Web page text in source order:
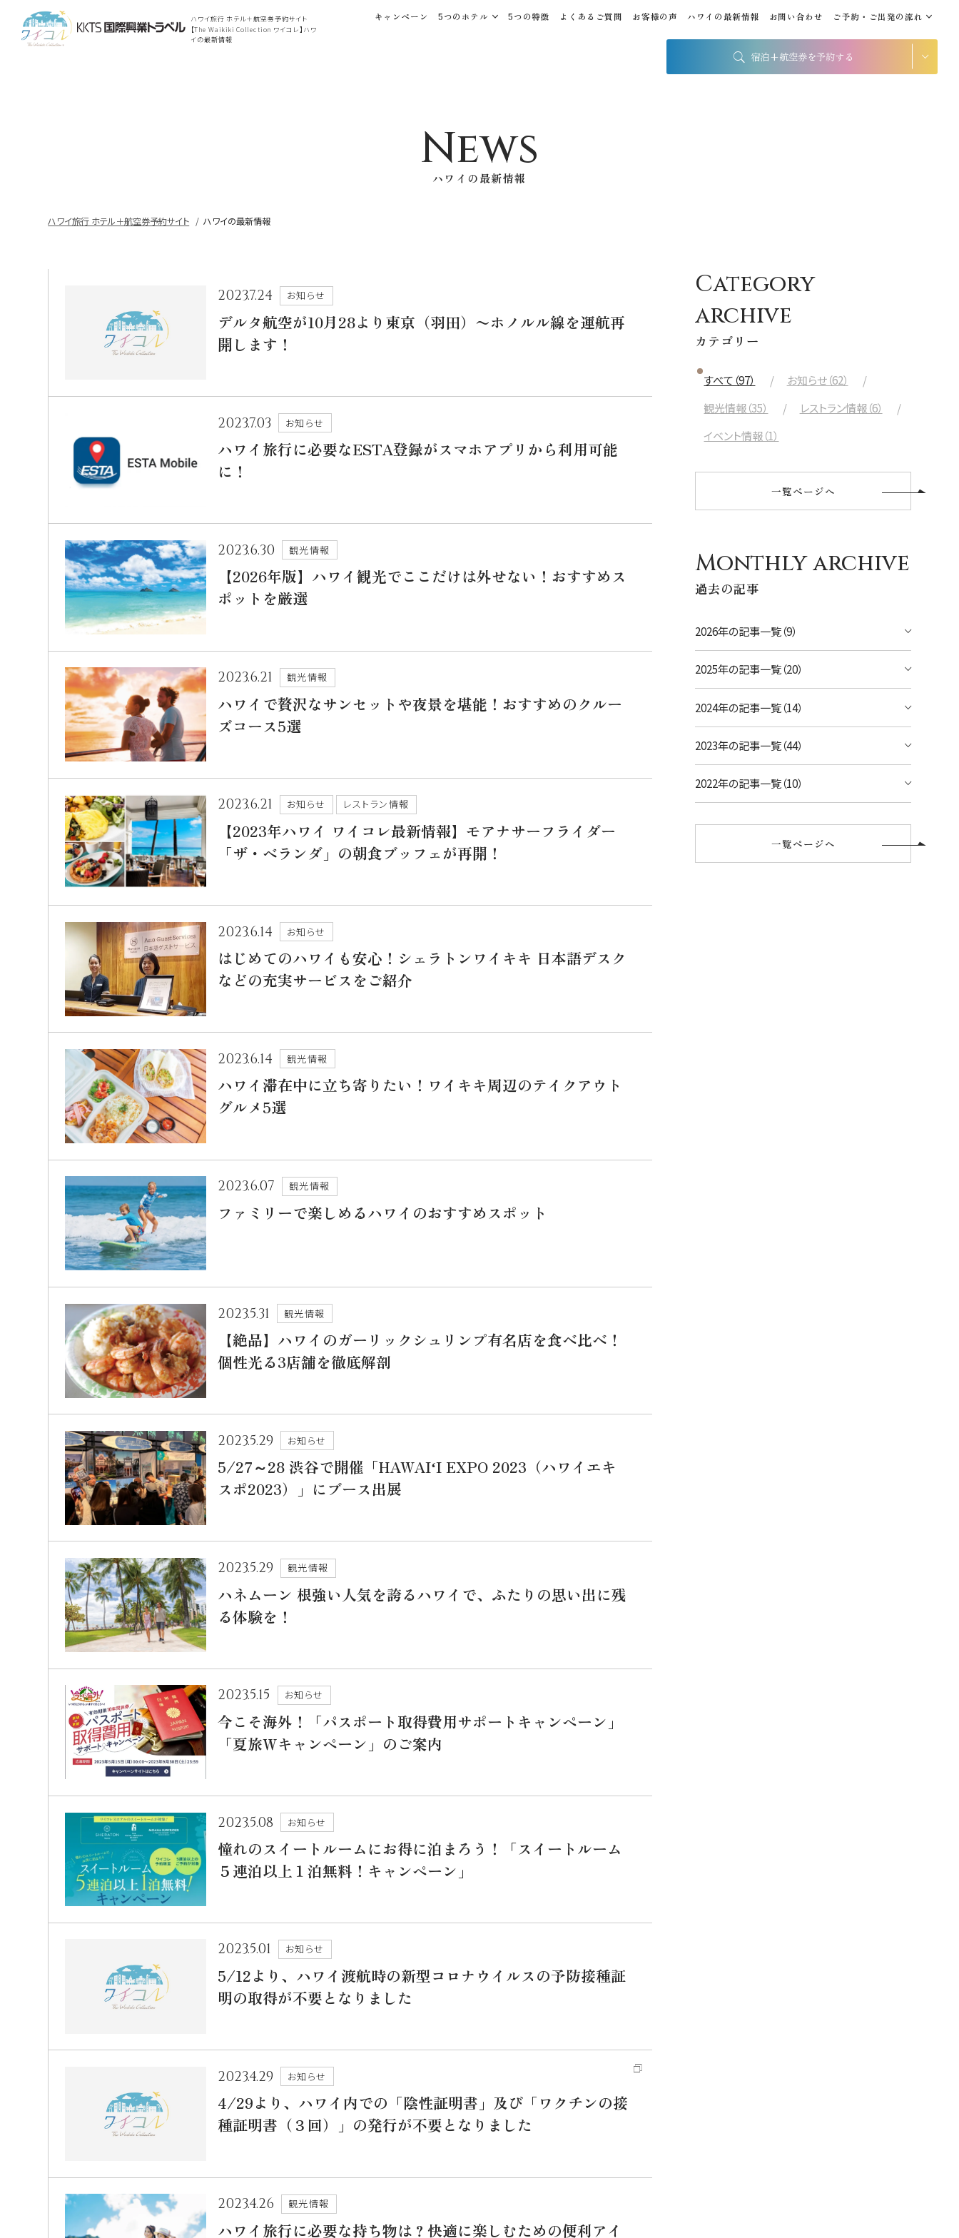
ハワイ旅行 ホテル＋航空券予約サイト
【The Waikiki Collection ワイコレ】ハワ
イの最新情報
キャンペーン 5つのホテル 5つの特徴 よくあるご質問 お客様の声 ハワイの最新情報 お問い合わせ ご予約・ご出発の流れ
宿泊+航空券を予約する
航空会社
出発日
2026年8月31日(月)
大人
宿泊予約のみのお客様
シェラトン・ワイキキ・ビーチリゾート
ロイヤルハワイアン ラグジュアリーコレクシ
ョンリゾート
モアナサーフライダー ウェスティンリゾート
シェラトン プリンセス・カイウラニ
シェラトン・マウイ・リゾート&スパ
ご予約内容の確認・キャンセル
News
ハワイの最新情報
ハワイ旅行 ホテル＋航空券予約サイト ハワイの最新情報
2023.7.24 お知らせ
デルタ航空が10月28より東京（羽田）〜ホノルル線を運航再
開します！
2023.7.03 お知らせ
ハワイ旅行に必要なESTA登録がスマホアプリから利用可能
に！
2023.6.30 観光情報
【2026年版】ハワイ観光でここだけは外せない！おすすめス
ポットを厳選
2023.6.21 観光情報
ハワイで贅沢なサンセットや夜景を堪能！おすすめのクルー
ズコース5選
2023.6.21 お知らせ レストラン情報
【2023年ハワイ ワイコレ最新情報】モアナサーフライダー
「ザ・ベランダ」の朝食ブッフェが再開！
2023.6.14 お知らせ
はじめてのハワイも安心！シェラトンワイキキ 日本語デスク
などの充実サービスをご紹介
2023.6.14 観光情報
ハワイ滞在中に立ち寄りたい！ワイキキ周辺のテイクアウト
グルメ5選
2023.6.07 観光情報
ファミリーで楽しめるハワイのおすすめスポット
2023.5.31 観光情報
【絶品】ハワイのガーリックシュリンプ有名店を食べ比べ！
個性光る3店舗を徹底解剖
2023.5.29 お知らせ
5/27～28 渋谷で開催「HAWAIʻI EXPO 2023（ハワイエキ
スポ2023）」にブース出展
2023.5.29 観光情報
ハネムーン 根強い人気を誇るハワイで、ふたりの思い出に残
る体験を！
2023.5.15 お知らせ
今こそ海外！「パスポート取得費用サポートキャンペーン」
「夏旅Ｗキャンペーン」のご案内
2023.5.08 お知らせ
憧れのスイートルームにお得に泊まろう！「スイートルーム
５連泊以上１泊無料！キャンペーン」
2023.5.01 お知らせ
5/12より、ハワイ渡航時の新型コロナウイルスの予防接種証
明の取得が不要となりました
2023.4.29 お知らせ
4/29より、ハワイ内での「陰性証明書」及び「ワクチンの接
種証明書（３回）」の発行が不要となりました
2023.4.26 観光情報
ハワイ旅行に必要な持ち物は？快適に楽しむための便利アイ
Category
archive
カテゴリー
すべて（97）
お知らせ（62）
観光情報（35）
レストラン情報（6）
イベント情報（1）
一覧ページへ
Monthly archive
過去の記事
2026年の記事一覧（9）
2025年の記事一覧（20）
2024年の記事一覧（14）
2023年の記事一覧（44）
2022年の記事一覧（10）
一覧ページへ